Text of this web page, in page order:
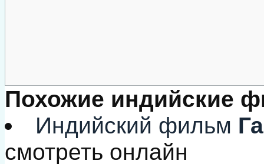
Похожие индийские
Индийский фильм
смотреть онлайн